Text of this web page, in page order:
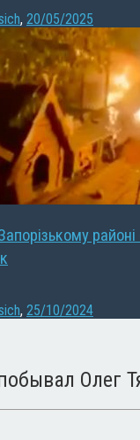
, 20/05/2025
, 25/10/2024
Олег